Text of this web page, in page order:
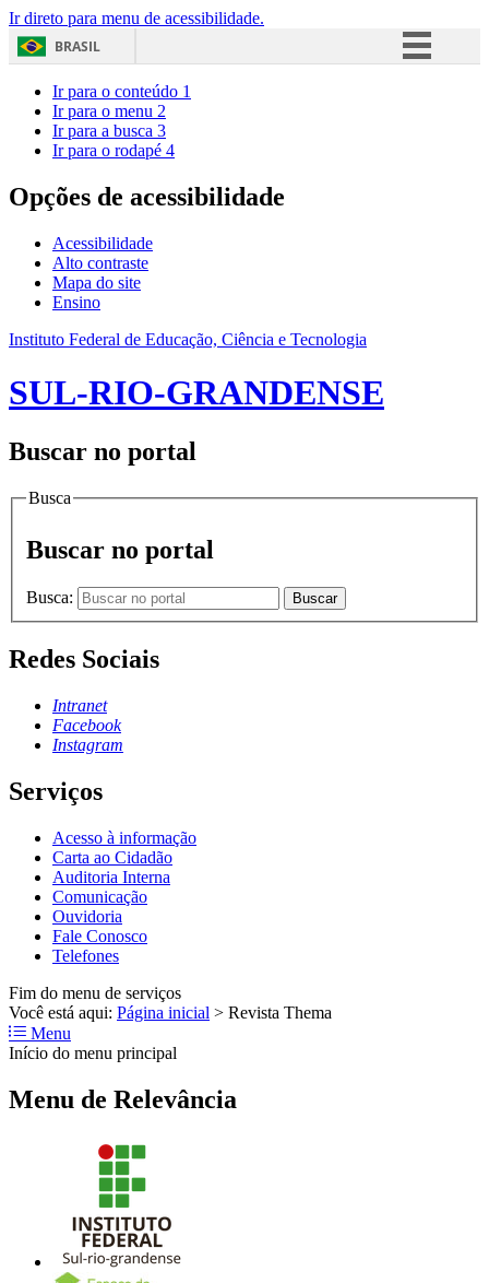
Ir direto para menu de acessibilidade.
BRASIL
Acesso à informação
Ir para o conteúdo 1
Ir para o menu 2
Ir para a busca 3
Ir para o rodapé 4
Opções de acessibilidade
Acessibilidade
Alto contraste
Mapa do site
Ensino
Instituto Federal de Educação, Ciência e Tecnologia
SUL-RIO-GRANDENSE
Buscar no portal
Busca
Buscar no portal
Busca: Buscar
Redes Sociais
Intranet
Facebook
Instagram
Serviços
Acesso à informação
Carta ao Cidadão
Auditoria Interna
Comunicação
Ouvidoria
Fale Conosco
Telefones
Fim do menu de serviços
Você está aqui: Página inicial > Revista Thema
Menu
Início do menu principal
Menu de Relevância